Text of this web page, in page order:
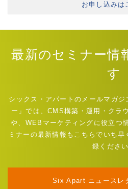
お申し込みは
最新のセミナー情
す
シックス・アパートのメールマガ
ー」では、CMS構築・運用・クラ
や、WEBマーケティングに役立つ
ミナーの最新情報もこちらでいち
録ください
Six Apart ニュースレ